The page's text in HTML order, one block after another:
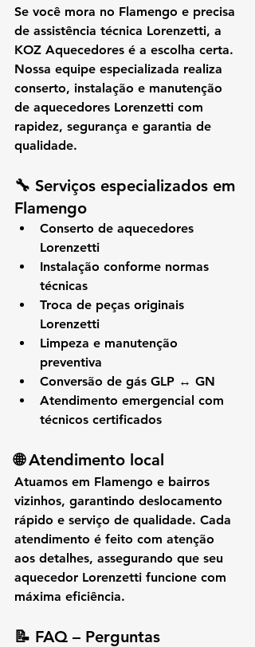
Se você mora no Flamengo e precisa
de assistência técnica Lorenzetti, a
KOZ Aquecedores é a escolha certa.
Nossa equipe especializada realiza
conserto, instalação e manutenção
de aquecedores Lorenzetti com
rapidez, segurança e garantia de
qualidade.
🔧 Serviços especializados em
Flamengo
Conserto de aquecedores
Lorenzetti
Instalação conforme normas
técnicas
Troca de peças originais
Lorenzetti
Limpeza e manutenção
preventiva
Conversão de gás GLP ↔ GN
Atendimento emergencial com
técnicos certificados
🌐 Atendimento local
Atuamos em Flamengo e bairros
vizinhos, garantindo deslocamento
rápido e serviço de qualidade. Cada
atendimento é feito com atenção
aos detalhes, assegurando que seu
aquecedor Lorenzetti funcione com
máxima eficiência.
📝 FAQ – Perguntas